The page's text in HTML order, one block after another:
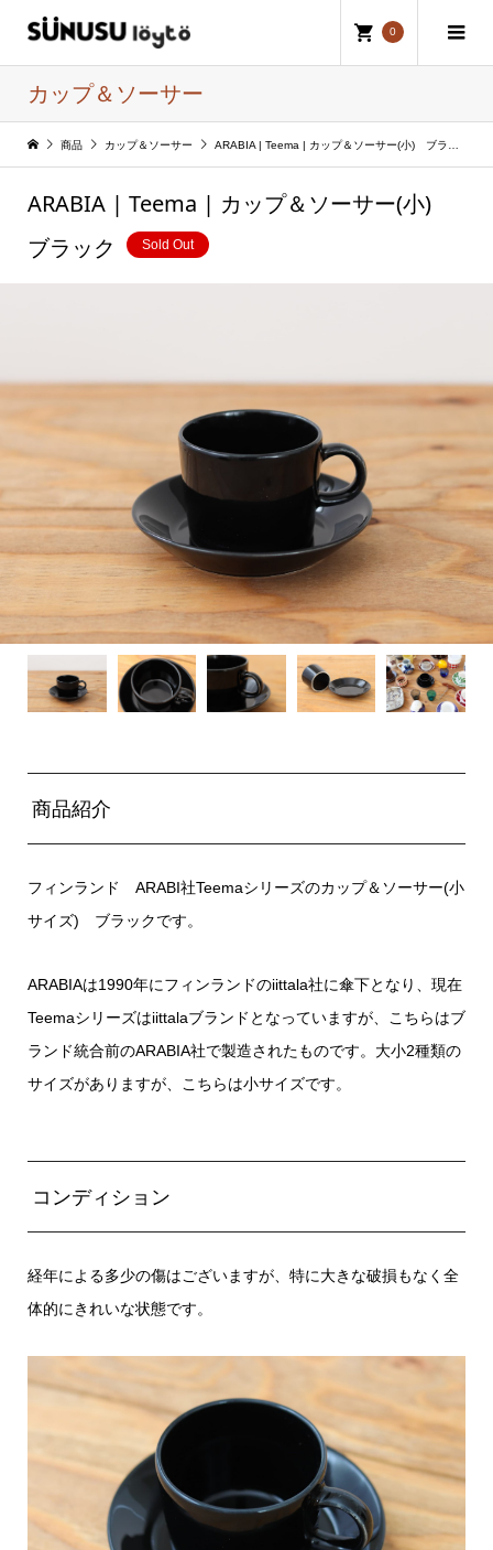
0
カップ＆ソーサー
商品 カップ＆ソーサー ARABIA | Teema | カップ＆ソーサー(小) ブラック
ARABIA | Teema | カップ＆ソーサー(小)
ブラック
Sold Out
商品紹介
フィンランド ARABI社Teemaシリーズのカップ＆ソーサー(小
サイズ) ブラックです。
ARABIAは1990年にフィンランドのiittala社に傘下となり、現在
Teemaシリーズはiittalaブランドとなっていますが、こちらはブ
ランド統合前のARABIA社で製造されたものです。大小2種類の
サイズがありますが、こちらは小サイズです。
コンディション
経年による多少の傷はございますが、特に大きな破損もなく全
体的にきれいな状態です。